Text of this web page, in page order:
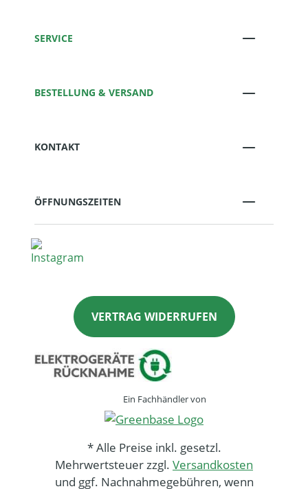
SERVICE
BESTELLUNG & VERSAND
KONTAKT
ÖFFNUNGSZEITEN
VERTRAG WIDERRUFEN
Ein Fachhändler von
* Alle Preise inkl. gesetzl.
Mehrwertsteuer zzgl. Versandkosten
und ggf. Nachnahmegebühren, wenn